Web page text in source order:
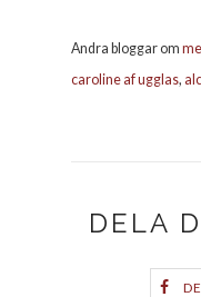
Andra bloggar om
caroline af ugglas,
DELA